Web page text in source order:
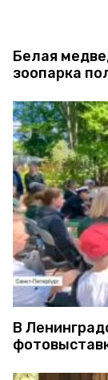
Белая
зоопарка
В